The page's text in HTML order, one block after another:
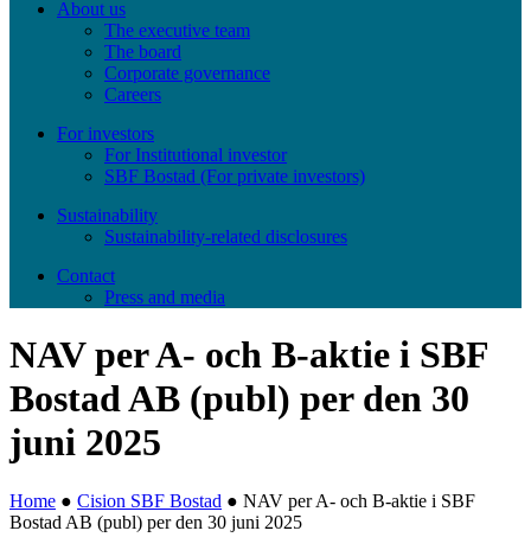
About us
The executive team
The board
Corporate governance
Careers
For investors
For Institutional investor
SBF Bostad (For private investors)
Sustainability
Sustainability-related disclosures
Contact
Press and media
NAV per A- och B-aktie i SBF
Bostad AB (publ) per den 30
juni 2025
Home ● Cision SBF Bostad ● NAV per A- och B-aktie i SBF
Bostad AB (publ) per den 30 juni 2025